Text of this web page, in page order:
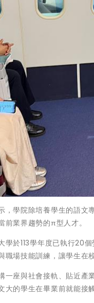
，學院除培養學生的語
業界趨勢的π型人才。
於113學年度已執行20
場技能訓練，讓學生在
一座與社會接軌、貼近
的學生在畢業前就能接